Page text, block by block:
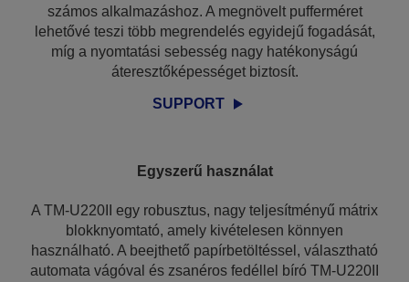
számos alkalmazáshoz. A megnövelt pufferméret
lehetővé teszi több megrendelés egyidejű fogadását,
míg a nyomtatási sebesség nagy hatékonyságú
áteresztőképességet biztosít.
SUPPORT
Egyszerű használat
A TM-U220II egy robusztus, nagy teljesítményű mátrix
blokknyomtató, amely kivételesen könnyen
használható. A beejthető papírbetöltéssel, választható
automata vágóval és zsanéros fedéllel bíró TM-U220II